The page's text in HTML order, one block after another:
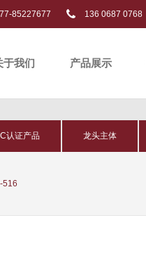
85227677 136 0687 0768
于我们 产品展示
认证产品 龙头主体
516